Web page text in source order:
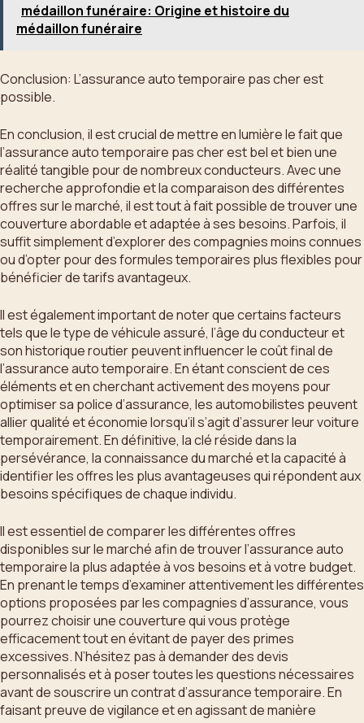
médaillon funéraire: Origine et histoire du
médaillon funéraire
Conclusion: L’assurance auto temporaire pas cher est
possible.
En conclusion, il est crucial de mettre en lumière le fait que
l’assurance auto temporaire pas cher est bel et bien une
réalité tangible pour de nombreux conducteurs. Avec une
recherche approfondie et la comparaison des différentes
offres sur le marché, il est tout à fait possible de trouver une
couverture abordable et adaptée à ses besoins. Parfois, il
suffit simplement d’explorer des compagnies moins connues
ou d’opter pour des formules temporaires plus flexibles pour
bénéficier de tarifs avantageux.
Il est également important de noter que certains facteurs
tels que le type de véhicule assuré, l’âge du conducteur et
son historique routier peuvent influencer le coût final de
l’assurance auto temporaire. En étant conscient de ces
éléments et en cherchant activement des moyens pour
optimiser sa police d’assurance, les automobilistes peuvent
allier qualité et économie lorsqu’il s’agit d’assurer leur voiture
temporairement. En définitive, la clé réside dans la
persévérance, la connaissance du marché et la capacité à
identifier les offres les plus avantageuses qui répondent aux
besoins spécifiques de chaque individu.
Il est essentiel de comparer les différentes offres
disponibles sur le marché afin de trouver l’assurance auto
temporaire la plus adaptée à vos besoins et à votre budget.
En prenant le temps d’examiner attentivement les différentes
options proposées par les compagnies d’assurance, vous
pourrez choisir une couverture qui vous protège
efficacement tout en évitant de payer des primes
excessives. N’hésitez pas à demander des devis
personnalisés et à poser toutes les questions nécessaires
avant de souscrire un contrat d’assurance temporaire. En
faisant preuve de vigilance et en agissant de manière